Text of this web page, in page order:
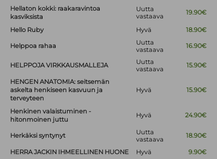
Hellaton kokki: raakaravintoa
kasviksista
Uutta
vastaava
19.90€
Hello Ruby Hyvä 18.90€
Helppoa rahaa
Uutta
vastaava
16.90€
HELPPOJA VIRKKAUSMALLEJA
Uutta
vastaava
15.90€
HENGEN ANATOMIA: seitsemän
askelta henkiseen kasvuun ja
terveyteen
Hyvä 15.90€
Henkinen valaistuminen -
hitonmoinen juttu
Hyvä 24.90€
Herkäksi syntynyt
Uutta
vastaava
18.90€
HERRA JACKIN IHMEELLINEN HUONE Hyvä
9.90€